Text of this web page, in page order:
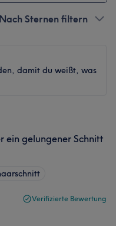
Nach Sternen filtern
damit du weißt, was
ein gelungener Schnitt
Verifizierte Bewertung